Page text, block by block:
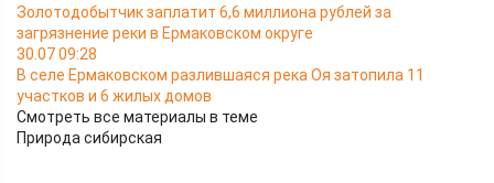
Золотодобытчик заплатит 6,6 миллиона рублей за
загрязнение реки в Ермаковском округе
30.07 09:28
В селе Ермаковском разлившаяся река Оя затопила 11
участков и 6 жилых домов
Смотреть все материалы в теме
Природа сибирская